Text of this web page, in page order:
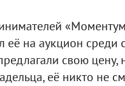
её на аукцион среди
свою цену,
её никто не